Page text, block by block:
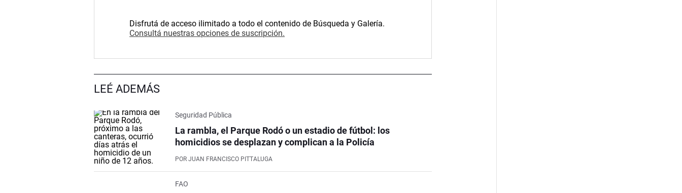
Disfrutá de acceso ilimitado a todo el contenido de Búsqueda y Galería.
Consultá nuestras opciones de suscripción.
LEÉ ADEMÁS
Seguridad Pública
La rambla, el Parque Rodó o un estadio de fútbol: los
homicidios se desplazan y complican a la Policía
POR JUAN FRANCISCO PITTALUGA
FAO